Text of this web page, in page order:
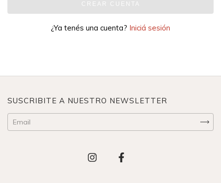
CREAR CUENTA
¿Ya tenés una cuenta? Iniciá sesión
SUSCRIBITE A NUESTRO NEWSLETTER